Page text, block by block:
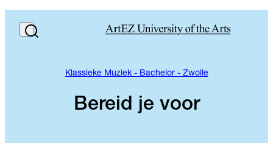
Klassieke Muziek - Bachelor - Zwolle
Bereid je voor